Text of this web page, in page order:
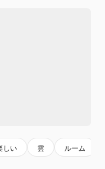
しい 雲 ルーム